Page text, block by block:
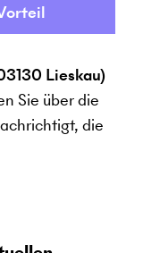
Lieskau)
Sie über die
die